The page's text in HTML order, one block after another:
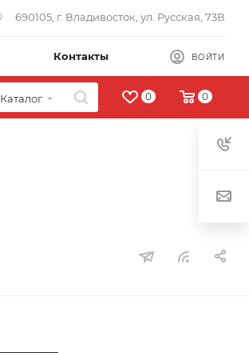
690105, г. Владивосток, ул. Русская, 73В
Контакты ВОЙТИ
Каталог 0 0